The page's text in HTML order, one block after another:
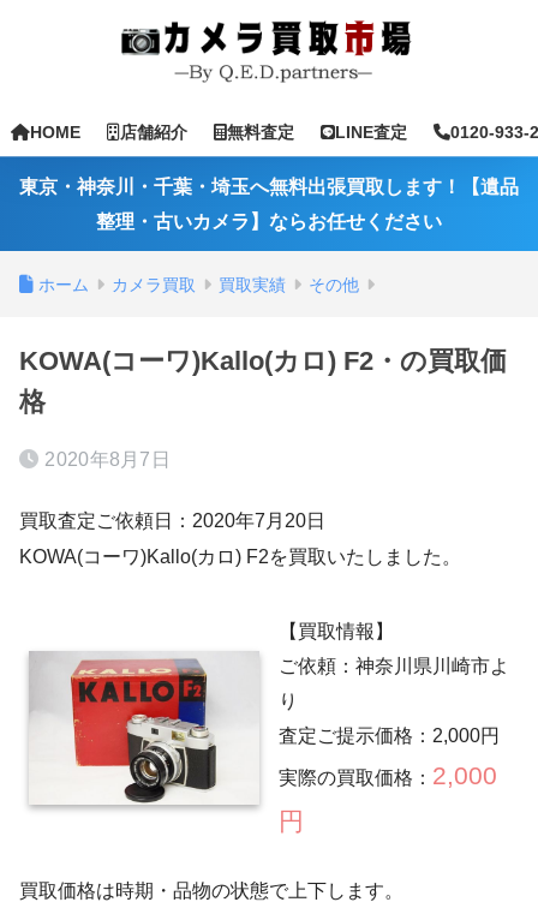
HOME 店舗紹介 無料査定 LINE査定 0120-933-
東京・神奈川・千葉・埼玉へ無料出張買取します！【遺品
整理・古いカメラ】ならお任せください
ホーム カメラ買取 買取実績 その他
KOWA(コーワ)Kallo(カロ) F2・の買取価
格
2020年8月7日
買取査定ご依頼日：2020年7月20日
KOWA(コーワ)Kallo(カロ) F2を買取いたしました。
【買取情報】
ご依頼：神奈川県川崎市よ
り
査定ご提示価格：2,000円
実際の買取価格： 2,000
円
買取価格は時期・品物の状態で上下します。